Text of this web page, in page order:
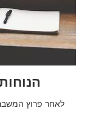
לאחר פרוץ המשבר